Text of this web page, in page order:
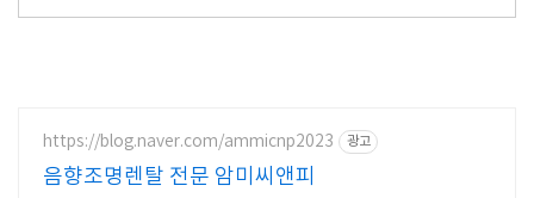
https://blog.naver.com/ammicnp2023 광고
음향조명렌탈 전문 암미씨앤피